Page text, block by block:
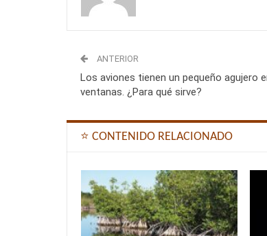
ANTERIOR
Los aviones tienen un pequeño agujero
ventanas. ¿Para qué sirve?
⭐ CONTENIDO RELACIONADO